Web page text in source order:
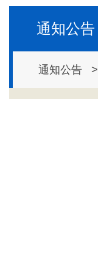
通知公告
通知公告 >